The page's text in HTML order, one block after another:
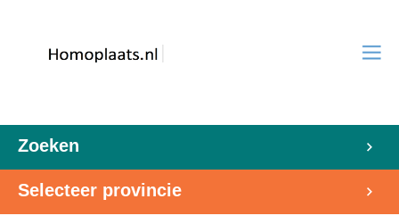
Zoeken
Selecteer provincie